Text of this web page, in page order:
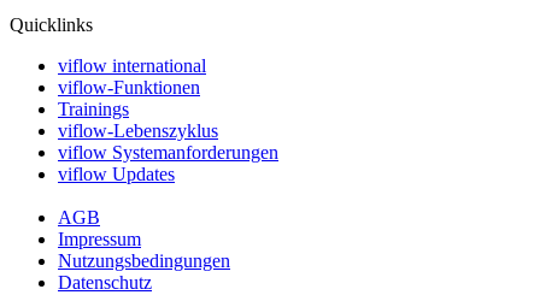
Quicklinks
viflow international
viflow-Funktionen
Trainings
viflow-Lebenszyklus
viflow Systemanforderungen
viflow Updates
AGB
Impressum
Nutzungsbedingungen
Datenschutz